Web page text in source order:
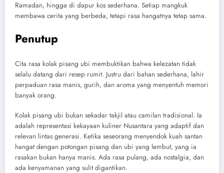
Ramadan, hingga di dapur kos sederhana. Setiap mangkuk
membawa cerita yang berbeda, tetapi rasa hangatnya tetap sama.
Penutup
Cita rasa kolak pisang ubi membuktikan bahwa kelezatan tidak
selalu datang dari resep rumit. Justru dari bahan sederhana, lahir
perpaduan rasa manis, gurih, dan aroma yang menyentuh memori
banyak orang.
Kolak pisang ubi bukan sekadar takjil atau camilan tradisional. Ia
adalah representasi kekayaan kuliner Nusantara yang adaptif dan
relevan lintas generasi. Ketika seseorang menyendok kuah santan
hangat dengan potongan pisang dan ubi yang lembut, yang ia
rasakan bukan hanya manis. Ada rasa pulang, ada nostalgia, dan
ada kenyamanan yang sulit digantikan.